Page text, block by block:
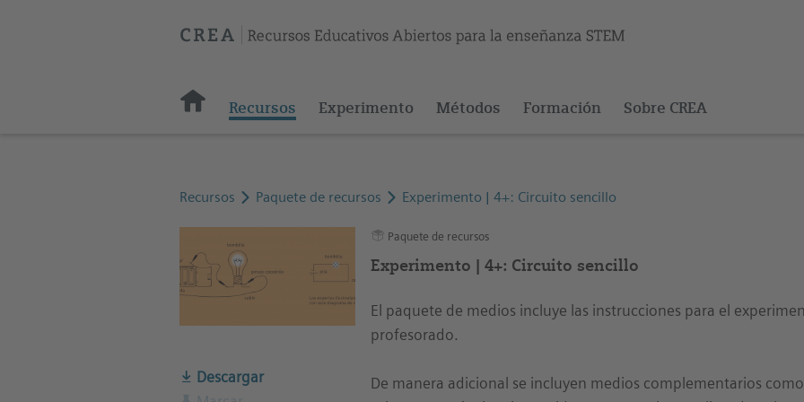
Recursos Experimento Métodos Formación Sobre CREA
Recursos Paquete de recursos Experimento | 4+: Circuito sencillo
Descargar
Paquete de recursos
Experimento | 4+: Circuito sencillo
El paquete de medios incluye las instrucciones para el
profesorado.
De manera adicional se incluyen medios complementarios